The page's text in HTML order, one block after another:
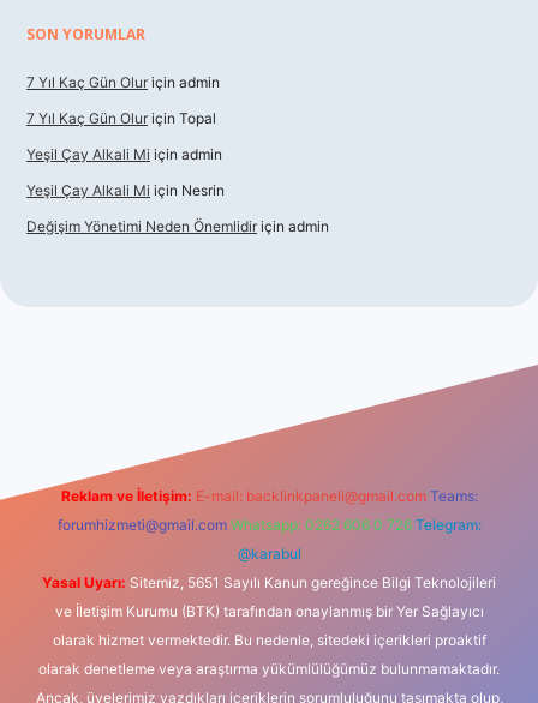
SON YORUMLAR
7 Yıl Kaç Gün Olur için admin
7 Yıl Kaç Gün Olur için Topal
Yeşil Çay Alkali Mi için admin
Yeşil Çay Alkali Mi için Nesrin
Değişim Yönetimi Neden Önemlidir için admin
Reklam ve İletişim: E-mail: backlinkpaneli@gmail.com Teams:
forumhizmeti@gmail.com Whatsapp: 0262 606 0 726 Telegram:
@karabul
Yasal Uyarı: Sitemiz, 5651 Sayılı Kanun gereğince Bilgi Teknolojileri
ve İletişim Kurumu (BTK) tarafından onaylanmış bir Yer Sağlayıcı
olarak hizmet vermektedir. Bu nedenle, sitedeki içerikleri proaktif
olarak denetleme veya araştırma yükümlülüğümüz bulunmamaktadır.
Ancak, üyelerimiz yazdıkları içeriklerin sorumluluğunu taşımakta olup,